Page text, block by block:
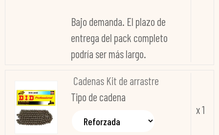
Bajo demanda. El plazo de
entrega del pack completo
podría ser más largo.
Cadenas Kit de arrastre
Tipo de cadena
x 1